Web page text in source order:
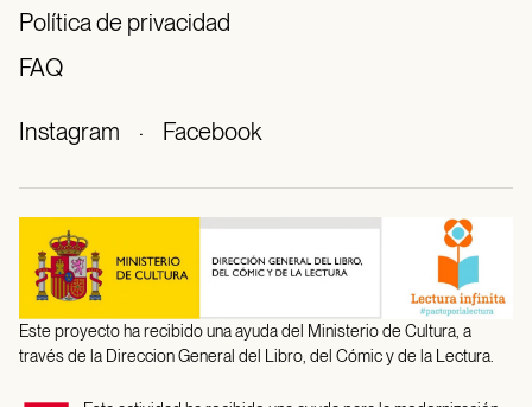
Política de privacidad
FAQ
Instagram · Facebook
Este proyecto ha recibido una ayuda del Ministerio de Cultura, a
través de la Direccion General del Libro, del Cómic y de la Lectura.